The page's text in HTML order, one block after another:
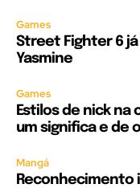
Games
Street Fighter 6
Yasmine
Games
Estilos de nick na
um significa e de
Mangá
Reconhecimento